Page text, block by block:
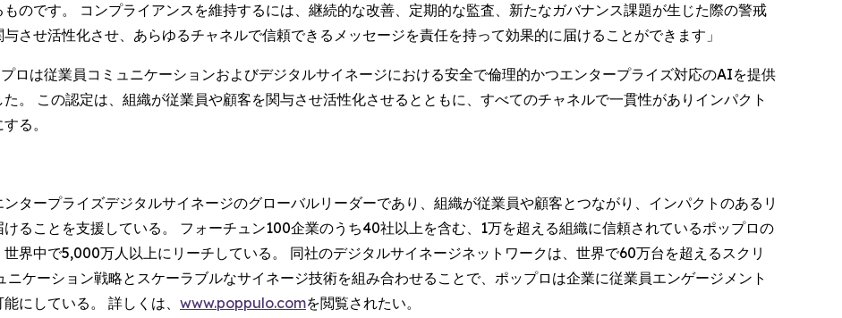
のです。 コンプライアンスを維持するには、継続的な改善、定期的な監査、新たなガバナンス課題が生じた際の警戒
させ活性化させ、あらゆるチャネルで信頼できるメッセージを責任を持って効果的に届けることができます」
ロは従業員コミュニケーションおよびデジタルサイネージにおける安全で倫理的かつエンタープライズ対応のAIを提供
。 この認定は、組織が従業員や顧客を関与させ活性化させるとともに、すべてのチャネルで一貫性がありインパクト
る。
タープライズデジタルサイネージのグローバルリーダーであり、組織が従業員や顧客とつながり、インパクトのあるリ
ることを支援している。 フォーチュン100企業のうち40社以上を含む、1万を超える組織に信頼されているポップロの
界中で5,000万人以上にリーチしている。 同社のデジタルサイネージネットワークは、世界で60万台を超えるスクリ
ケーション戦略とスケーラブルなサイネージ技術を組み合わせることで、ポップロは企業に従業員エンゲージメント
にしている。 詳しくは、 www.poppulo.comを閲覧されたい。